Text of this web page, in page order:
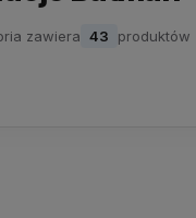
zawiera 43 produktów